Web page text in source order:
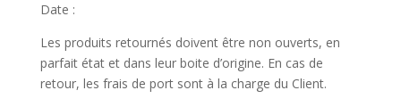
Date :
Les produits retournés doivent être non ouverts, en
parfait état et dans leur boite d’origine. En cas de
retour, les frais de port sont à la charge du Client.